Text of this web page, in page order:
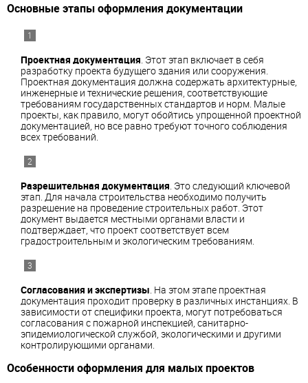
Основные этапы оформления документации
Проектная документация . Этот этап включает в себя
разработку проекта будущего здания или сооружения.
Проектная документация должна содержать архитектурные,
инженерные и технические решения, соответствующие
требованиям государственных стандартов и норм. Малые
проекты, как правило, могут обойтись упрощенной проектной
документацией, но все равно требуют точного соблюдения
всех требований.
Разрешительная документация . Это следующий ключевой
этап. Для начала строительства необходимо получить
разрешение на проведение строительных работ. Этот
документ выдается местными органами власти и
подтверждает, что проект соответствует всем
градостроительным и экологическим требованиям.
Согласования и экспертизы . На этом этапе проектная
документация проходит проверку в различных инстанциях. В
зависимости от специфики проекта, могут потребоваться
согласования с пожарной инспекцией, санитарно-
эпидемиологической службой, экологическими и другими
контролирующими органами.
Особенности оформления для малых проектов